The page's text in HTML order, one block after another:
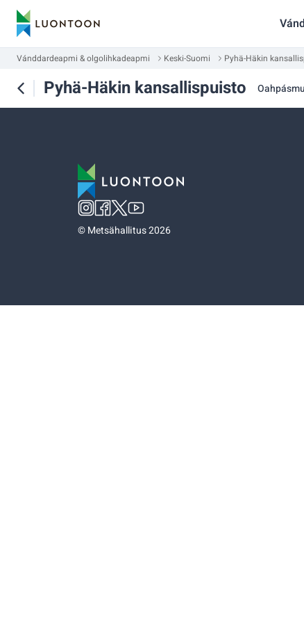
Vánddardeapmi & olgolihkadeapmi Keski-Suomi Pyhä-Häkin
Pyhä-Häkin kansallispuisto
©Metsähallitus 2026